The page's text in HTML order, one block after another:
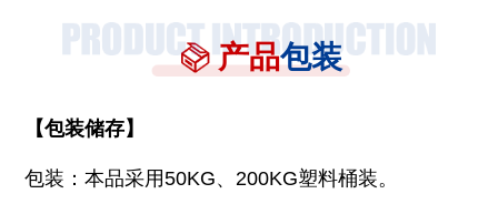
产品包装
【包装储存】
包装：本品采用50KG、200KG塑料桶装。